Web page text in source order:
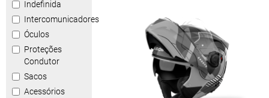
Indefinida
Intercomunicadores
Óculos
Proteções
Condutor
Sacos
Acessórios